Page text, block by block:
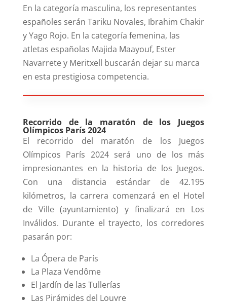
En la categoría masculina, los representantes
españoles serán Tariku Novales, Ibrahim Chakir
y Yago Rojo. En la categoría femenina, las
atletas españolas Majida Maayouf, Ester
Navarrete y Meritxell buscarán dejar su marca
en esta prestigiosa competencia.
Recorrido de la maratón de los Juegos
Olímpicos París 2024
El recorrido del maratón de los Juegos
Olímpicos París 2024 será uno de los más
impresionantes en la historia de los Juegos.
Con una distancia estándar de 42.195
kilómetros, la carrera comenzará en el Hotel
de Ville (ayuntamiento) y finalizará en Los
Inválidos. Durante el trayecto, los corredores
pasarán por:
La Ópera de París
La Plaza Vendôme
El Jardín de las Tullerías
Las Pirámides del Louvre